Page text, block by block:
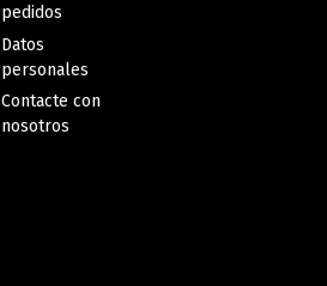
pedidos
Datos
personales
Contacte con
nosotros